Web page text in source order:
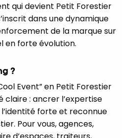
qui devient Petit Forestier
dans une dynamique
de la marque sur
en forte évolution.
?
Event” en Petit Forestier
claire : ancrer l’expertise
forte et reconnue
Pour vous, agences,